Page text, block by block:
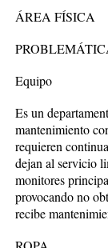
ÁREA FÍSICA
Equipo
Es un
mantenimiento
requieren
dejan al servicio
monitores
provocando no
recibe